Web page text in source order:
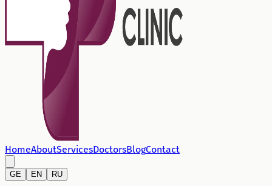
HomeAboutServicesDoctorsBlogContact
GE EN RU